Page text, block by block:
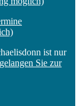
ist nur
Sie zur